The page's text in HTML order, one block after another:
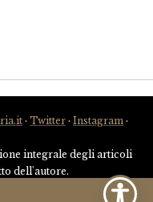
· Twitter · Instagram ·
integrale degli articoli
dell'autore.